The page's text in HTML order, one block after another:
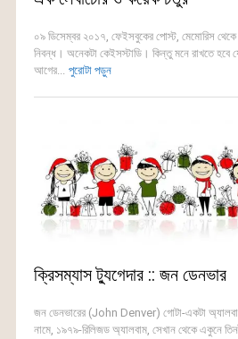
০৯ ডিসেম্বর ২০১৭, ফেইসবুকের পোস্ট, মেমোরিস
নিবন্ধ। অনেকটা কেইসস্টাডি। কিন্তু মনে রাখতে
আগের... পুরোটা পড়ুন
ক্রিসম্যাস ট্যুগেদার :: জন ডেনভার
জন ডেনভারের (John Denver) গোটা-একটা
নামে, ১৯৭৯-রিলিজড অ্যালবাম, সেখান থেকে একুনে